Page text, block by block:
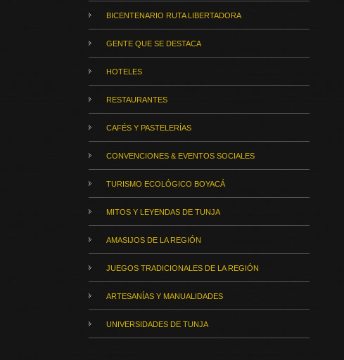
BICENTENARIO RUTA LIBERTADORA
GENTE QUE SE DESTACA
HOTELES
RESTAURANTES
CAFÉS Y PASTELERÍAS
CONVENCIONES & EVENTOS SOCIALES
TURISMO ECOLÓGICO BOYACÁ
MITOS Y LEYENDAS DE TUNJA
AMASIJOS DE LA REGIÓN
JUEGOS TRADICIONALES DE LA REGIÓN
ARTESANÍAS Y MANUALIDADES
UNIVERSIDADES DE TUNJA